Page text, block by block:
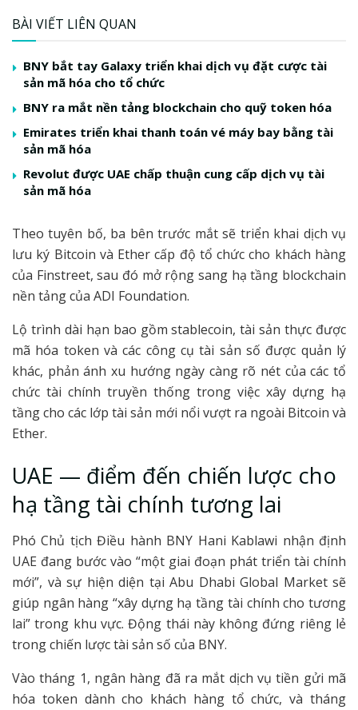
BÀI VIẾT LIÊN QUAN
BNY bắt tay Galaxy triển khai dịch vụ đặt cược tài
sản mã hóa cho tổ chức
BNY ra mắt nền tảng blockchain cho quỹ token hóa
Emirates triển khai thanh toán vé máy bay bằng tài
sản mã hóa
Revolut được UAE chấp thuận cung cấp dịch vụ tài
sản mã hóa
Theo tuyên bố, ba bên trước mắt sẽ triển khai dịch vụ
lưu ký Bitcoin và Ether cấp độ tổ chức cho khách hàng
của Finstreet, sau đó mở rộng sang hạ tầng blockchain
nền tảng của ADI Foundation.
Lộ trình dài hạn bao gồm stablecoin, tài sản thực được
mã hóa token và các công cụ tài sản số được quản lý
khác, phản ánh xu hướng ngày càng rõ nét của các tổ
chức tài chính truyền thống trong việc xây dựng hạ
tầng cho các lớp tài sản mới nổi vượt ra ngoài Bitcoin và
Ether.
UAE — điểm đến chiến lược cho
hạ tầng tài chính tương lai
Phó Chủ tịch Điều hành BNY Hani Kablawi nhận định
UAE đang bước vào “một giai đoạn phát triển tài chính
mới”, và sự hiện diện tại Abu Dhabi Global Market sẽ
giúp ngân hàng “xây dựng hạ tầng tài chính cho tương
lai” trong khu vực. Động thái này không đứng riêng lẻ
trong chiến lược tài sản số của BNY.
Vào tháng 1, ngân hàng đã ra mắt dịch vụ tiền gửi mã
hóa token dành cho khách hàng tổ chức, và tháng